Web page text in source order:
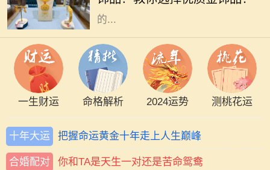
的命理中都有其主导的元素。有些人
的...
一生财运 命格解析 2024运势 测桃花运
十年大运 把握命运黄金十年走上人生巅峰
合婚配对 你和TA是天生一对还是苦命鸳鸯